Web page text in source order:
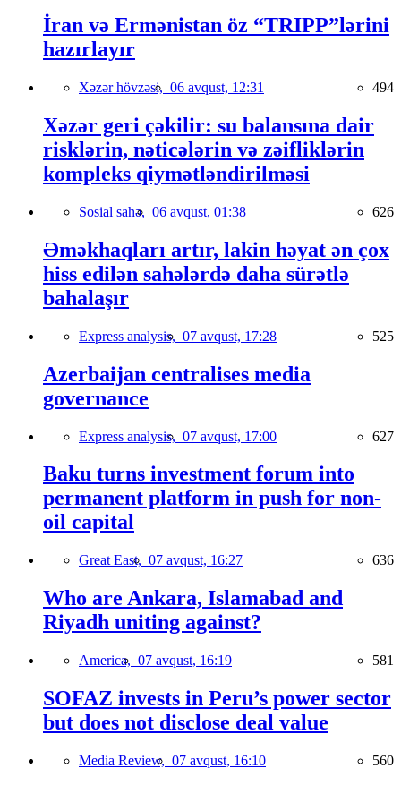
İran və Ermənistan öz “TRIPP”lərini
hazırlayır
Xəzər hövzəsi, 06 avqust, 12:31 494
Xəzər geri çəkilir: su balansına dair
risklərin, nəticələrin və zəifliklərin
kompleks qiymətləndirilməsi
Sosial sahə, 06 avqust, 01:38 626
Əməkhaqları artır, lakin həyat ən çox
hiss edilən sahələrdə daha sürətlə
bahalaşır
Express analysis, 07 avqust, 17:28 525
Azerbaijan centralises media
governance
Express analysis, 07 avqust, 17:00 627
Baku turns investment forum into
permanent platform in push for non-
oil capital
Great East, 07 avqust, 16:27 636
Who are Ankara, Islamabad and
Riyadh uniting against?
America, 07 avqust, 16:19 581
SOFAZ invests in Peru’s power sector
but does not disclose deal value
Media Review, 07 avqust, 16:10 560